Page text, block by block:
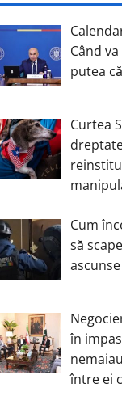
Când
putea
Curtea
Cum
să
ascunse
în
între ei